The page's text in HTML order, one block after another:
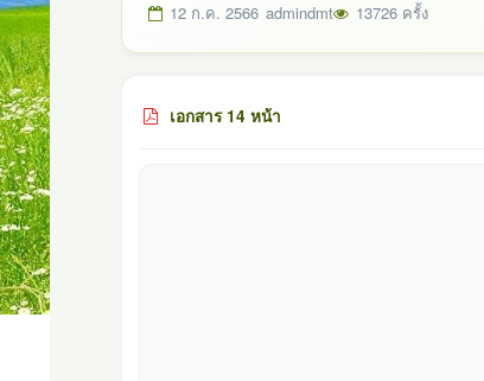
12 ก.ค. 2566 admindmt 13726 ครั้ง
เอกสาร 14 หน้า